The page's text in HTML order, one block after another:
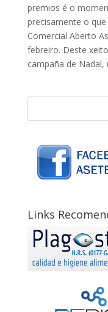
premios é o
precisamente o
Comercial Aberto
febreiro. Deste
campaña de Nadal,
Links